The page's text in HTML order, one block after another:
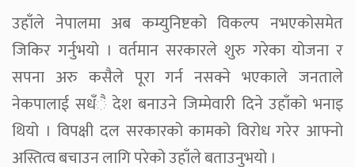
उहाँले नेपालमा अब कम्युनिष्टको विकल्प नभएकोसमेत
जिकिर गर्नुभयो । वर्तमान सरकारले शुरु गरेका योजना र
सपना अरु कसैले पूरा गर्न नसक्ने भएकाले जनताले
नेकपालाई सधँै देश बनाउने जिम्मेवारी दिने उहाँको भनाइ
थियो । विपक्षी दल सरकारको कामको विरोध गरेर आफ्नो
अस्तित्व बचाउन लागि परेको उहाँले बताउनुभयो ।